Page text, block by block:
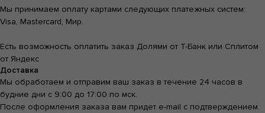
Мы принимаем оплату картами следующих платежных систем:
Visa, Mastercard, Мир.
Есть возможность оплатить заказ Долями от Т-Банк или Сплитом
от Яндекс
Доставка
Мы обработаем и отправим ваш заказ в течение 24 часов в
будние дни с 9:00 до 17:00 по мск.
После оформления заказа вам придет e-mail с подтверждением.